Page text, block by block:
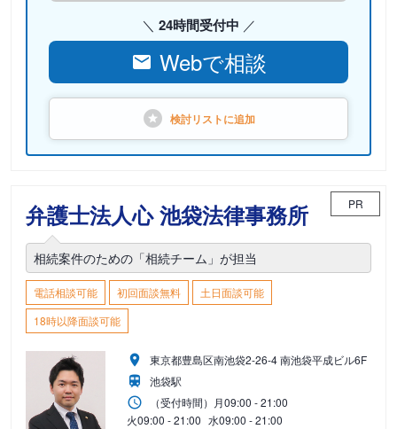
24時間受付中
Webで相談
検討リストに追加
弁護士法人心 池袋法律事務所 PR
相続案件のための「相続チーム」が担当
電話相談可能 初回面談無料
土日面談可能
18時以降面談可能
東京都豊島区南池袋2-26-4 南池袋平成ビル6F
池袋駅
（受付時間） 月09:00 - 21:00
火09:00 - 21:00 水09:00 - 21:00